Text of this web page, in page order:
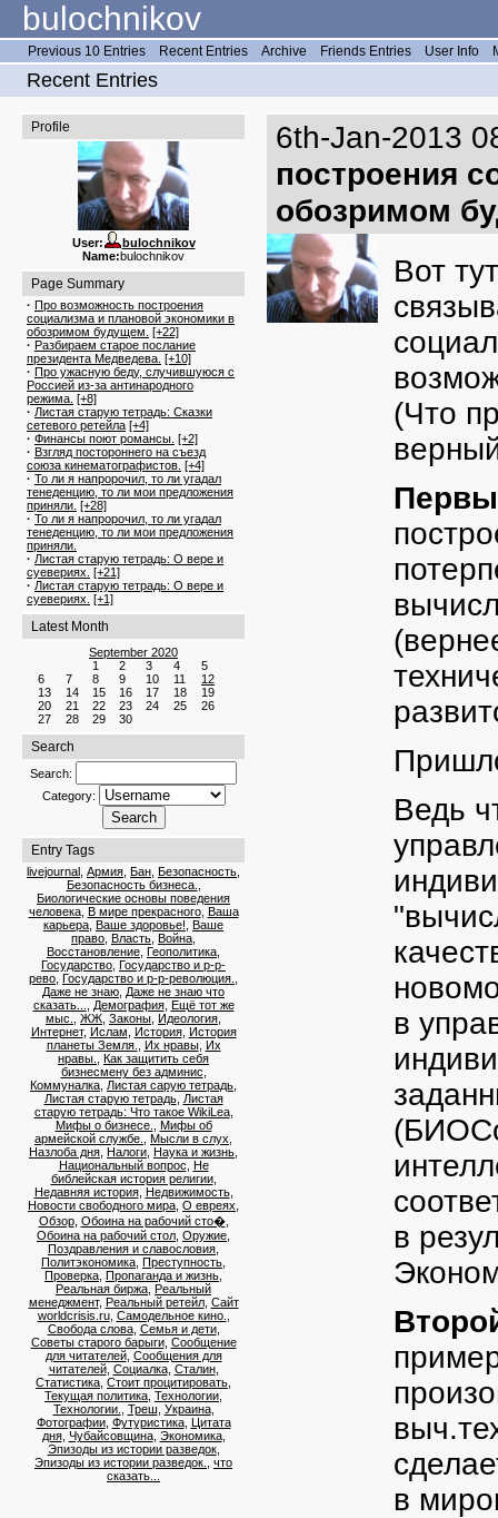
bulochnikov
Previous 10 Entries Recent Entries Archive Friends Entries User Info
Recent Entries
Profile
User:
bulochnikov
Name:bulochnikov
Page Summary
· Про возможность построения
социализма и плановой экономики в
обозримом будущем. [+22]
· Разбираем старое послание
президента Медведева. [+10]
· Про ужасную беду, случившуюся с
Россией из-за антинародного
режима. [+8]
· Листая старую тетрадь: Сказки
сетевого ретейла [+4]
· Финансы поют романсы. [+2]
· Взгляд постороннего на съезд
союза кинематографистов. [+4]
· То ли я напророчил, то ли угадал
тенеденцию, то ли мои предложения
приняли. [+28]
· То ли я напророчил, то ли угадал
тенеденцию, то ли мои предложения
приняли.
· Листая старую тетрадь: О вере и
суевериях. [+21]
· Листая старую тетрадь: О вере и
суевериях. [+1]
Latest Month
September 2020
1
2 3 4
5
6
7 8 9 10 11
12
13
14 15 16 17 18
19
20
21 22 23 24 25
26
27
28 29 30
Search
Search:
Category:
Entry Tags
livejournal Армия Бан Безопасность
Безопасность бизнеса.
Биологические основы поведения
человека, В мире прекрасного, Ваша
карьера Ваше здоровье! Ваше
право Власть Война
Восстановление Геополитика
Государство Государство и р-р-
рево Государство и р-р-революция.
Даже не знаю Даже не знаю что
сказать...
Демография, Ещё тот же
мыс.
ЖЖ Законы Идеология
Интернет, Ислам История, История
планеты Земля.
Их нравы, Их
нравы.
Как защитить себя
бизнесмену без админис
Коммуналка Листая сарую тетрадь
Листая старую тетрадь, Листая
старую тетрадь: Что такое WikiLea,
Мифы о бизнесе.
Мифы об
армейской службе.
Мысли в слух
Назлоба дня Налоги Наука и жизнь
Национальный вопрос Не
библейская история религии,
Недавняя история, Недвижимость,
Новости свободного мира О евреях
Обзор, Обоина на рабочий сто�,
Обоина на рабочий стол Оружие
Поздравления и славословия
Политэкономика Преступность
Проверка Пропаганда и жизнь
Реальная биржа Реальный
менеджмент, Реальный ретейл, Сайт
worldcrisis.ru, Самодельное кино.
Свобода слова, Семья и дети,
Советы старого барыги, Сообщение
для читателей, Сообщения для
читателей, Социалка, Сталин,
Статистика Стоит процитировать
Текущая политика Технологии
Технологии.
Треш Украина,
Фотографии, Футуристика, Цитата
дня, Чубайсовщина, Экономика,
Эпизоды из истории разведок,
Эпизоды из истории разведок.
что
сказать...
6th-Jan-2013
построения
обозримом
Вот
(Что
Ведь
в
в
в